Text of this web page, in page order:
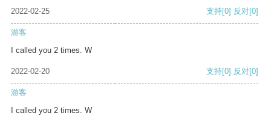
2022-02-25 支持[0] 反对[0]
游客
I called you 2 times. W
2022-02-20 支持[0] 反对[0]
游客
I called you 2 times. W